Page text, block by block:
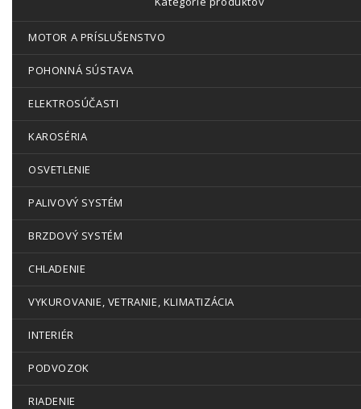
MOTOR A PRÍSLUŠENSTVO
POHONNÁ SÚSTAVA
ELEKTROSÚČASTI
KAROSÉRIA
OSVETLENIE
PALIVOVÝ SYSTÉM
BRZDOVÝ SYSTÉM
CHLADENIE
VYKUROVANIE, VETRANIE, KLIMATIZÁCIA
INTERIÉR
PODVOZOK
RIADENIE